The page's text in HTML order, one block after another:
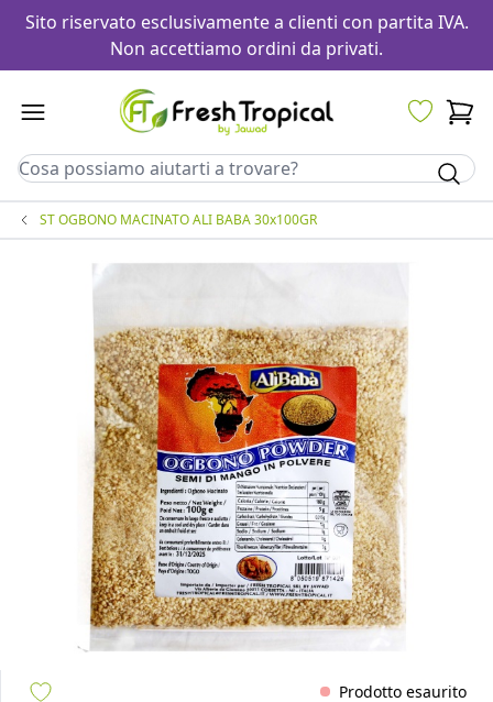
Sito riservato esclusivamente a clienti con partita IVA.
Non accettiamo ordini da privati.
ST OGBONO MACINATO ALI BABA 30x100GR
Prodotto esaurito